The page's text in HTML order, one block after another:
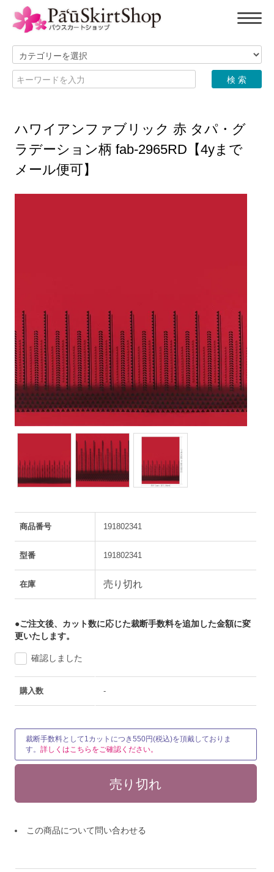
ハワイアンファブリック 赤 タパ・グ
ラデーション柄 fab-2965RD【4yまで
メール便可】
商品番号 191802341
型番 191802341
在庫 売り切れ
●ご注文後、カット数に応じた裁断手数料を追加した金額に変
更いたします。
確認しました
購入数 -
裁断手数料として1カットにつき550円(税込)を頂戴しておりま
す。詳しくはこちらをご確認ください。
この商品について問い合わせる